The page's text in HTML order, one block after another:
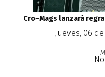
Cro-Mags lanzará
Jueves, 06